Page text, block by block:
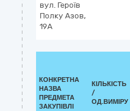
вул. Героїв
Полку Азов,
19А
КОНКРЕТНА
НАЗВА
ПРЕДМЕТА
ЗАКУПІВЛІ
КІЛЬКІСТЬ
/
ОД.ВИМІРУ